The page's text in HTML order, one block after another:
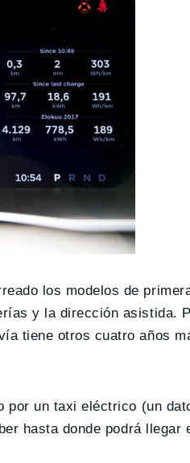
los modelos de
y la dirección asistida.
tiene otros cuatro años
por un taxi eléctrico (un
hasta donde podrá llegar